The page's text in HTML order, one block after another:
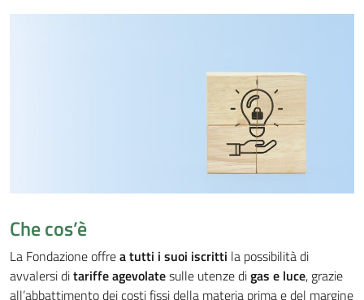
Che cos’è
La Fondazione offrea tutti i suoi iscritti la possibilità di
avvalersi ditariffe agevolatesulle utenze digas e luce, grazie
all’abbattimento dei costi fissi della materia prima e del margine